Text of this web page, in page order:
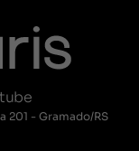
201 - Gramado/RS